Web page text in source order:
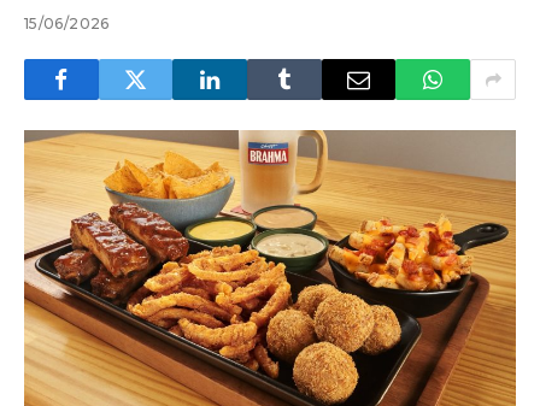
15/06/2026